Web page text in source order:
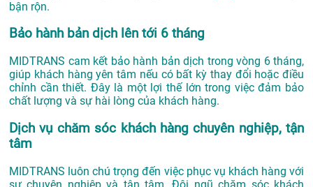
bận rộn.
Bảo hành bản dịch lên tới 6 tháng
MIDTRANS cam kết bảo hành bản dịch trong vòng 6 tháng,
giúp khách hàng yên tâm nếu có bất kỳ thay đổi hoặc điều
chỉnh cần thiết. Đây là một lợi thế lớn trong việc đảm bảo
chất lượng và sự hài lòng của khách hàng.
Dịch vụ chăm sóc khách hàng chuyên nghiệp, tận
tâm
MIDTRANS luôn chú trọng đến việc phục vụ khách hàng với
sự chuyên nghiệp và tận tâm. Đội ngũ chăm sóc khách